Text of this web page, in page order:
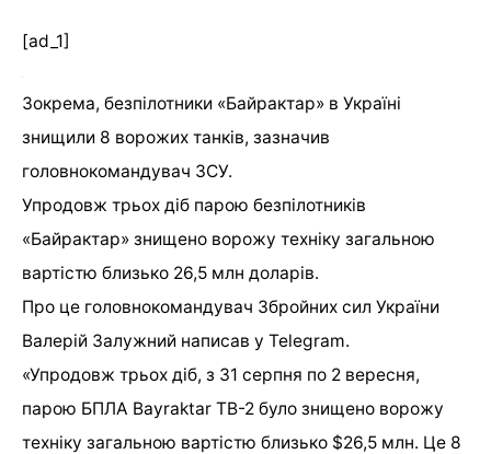
[ad_1]
Зокрема, безпілотники «Байрактар» в Україні
знищили 8 ворожих танків, зазначив
головнокомандувач ЗСУ.
Упродовж трьох діб парою безпілотників
«Байрактар» знищено ворожу техніку загальною
вартістю близько 26,5 млн доларів.
Про це головнокомандувач Збройних сил України
Валерій Залужний написав у Telegram.
«Упродовж трьох діб, з 31 серпня по 2 вересня,
парою БПЛА Bayraktar ТВ-2 було знищено ворожу
техніку загальною вартістю близько $26,5 млн. Це 8